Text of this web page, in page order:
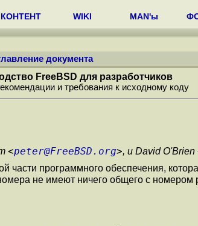
КОНТЕНТ WIKI MAN'ы
документа
FreeBSD для разработчиков
и требования к исходному коду
<peter@FreeBSD.org>, и David O'Brien
части программного обеспечения,
не имеют ничего общего с номером